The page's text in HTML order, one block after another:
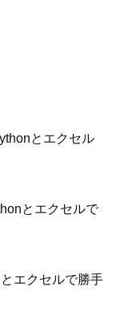
とエクセル
とエクセルで
エクセルで勝手